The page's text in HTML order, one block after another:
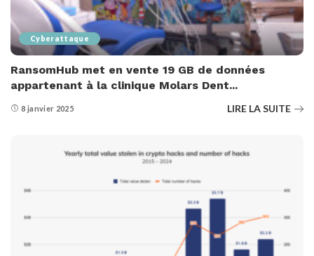
Cyberattaque
RansomHub met en vente 19 GB de données
appartenant à la clinique Molars Dent...
8 janvier 2025 LIRE LA SUITE